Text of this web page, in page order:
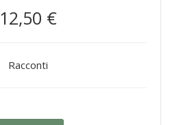
12,50 €
Racconti